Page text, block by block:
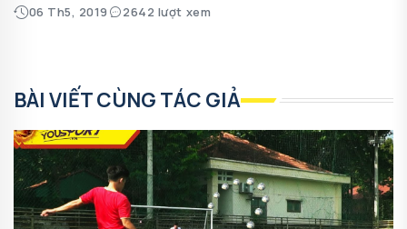
06 Th5, 2019 2642 lượt xem
BÀI VIẾT CÙNG TÁC GIẢ